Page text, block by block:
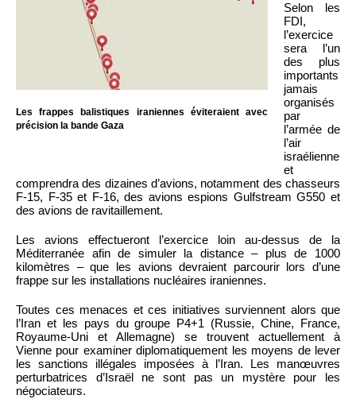
Les frappes balistiques iraniennes éviteraient avec
précision la bande Gaza
Selon les
FDI,
l’exercice
sera l’un
des plus
importants
jamais
organisés
par
l’armée de
l’air
israélienne
et
comprendra des dizaines d’avions, notamment des chasseurs
F-15, F-35 et F-16, des avions espions Gulfstream G550 et
des avions de ravitaillement.
Les avions effectueront l’exercice loin au-dessus de la
Méditerranée afin de simuler la distance – plus de 1000
kilomètres – que les avions devraient parcourir lors d’une
frappe sur les installations nucléaires iraniennes.
Toutes ces menaces et ces initiatives surviennent alors que
l’Iran et les pays du groupe P4+1 (Russie, Chine, France,
Royaume-Uni et Allemagne) se trouvent actuellement à
Vienne pour examiner diplomatiquement les moyens de lever
les sanctions illégales imposées à l’Iran. Les manœuvres
perturbatrices d’Israël ne sont pas un mystère pour les
négociateurs.